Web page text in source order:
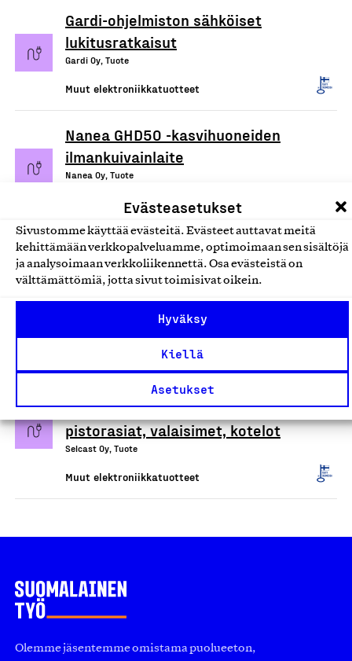
Evästeasetukset
Sivustomme käyttää evästeitä. Evästeet auttavat meitä
kehittämään verkkopalveluamme, optimoimaan sen sisältöjä
ja analysoimaan verkkoliikennettä. Osa evästeistä on
välttämättömiä, jotta sivut toimisivat oikein.
Hyväksy
Kiellä
Asetukset
Gardi-ohjelmiston sähköiset
lukitusratkaisut
Gardi Oy, Tuote
Muut elektroniikkatuotteet
Nanea GHD50 -kasvihuoneiden
ilmankuivainlaite
Nanea Oy, Tuote
Muut elektroniikkatuotteet
Ruutuajan estolaite,
puhelinapplikaatio ja
Muut elektroniikkatuotteet
Valetut sähkötarvikkeet:
Jakorasiat, kytkimet,
pistorasiat, valaisimet, kotelot
Selcast Oy, Tuote
Muut elektroniikkatuotteet
Olemme jäsentemme omistama puolueeton,